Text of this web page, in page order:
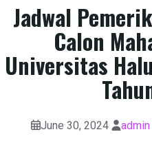
Jadwal
Calon
Universitas
June 30, 2024 admin